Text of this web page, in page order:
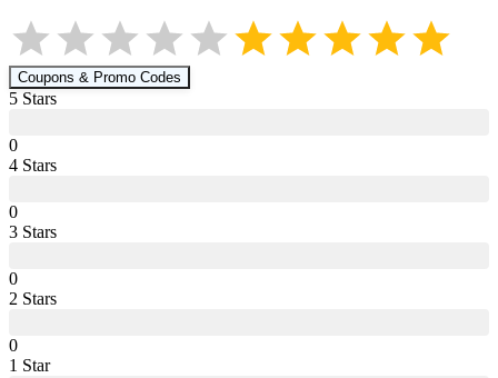
Coupons & Promo Codes
5 Stars
0
4 Stars
0
3 Stars
0
2 Stars
0
1 Star